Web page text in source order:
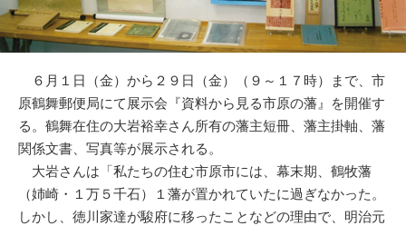
６月１日（金）から２９日（金）（９～１７時）まで、市
原鶴舞郵便局にて展示会『資料から見る市原の藩』を開催す
る。鶴舞在住の大岩裕幸さん所有の藩主短冊、藩主掛軸、藩
関係文書、写真等が展示される。
大岩さんは「私たちの住む市原市には、幕末期、鶴牧藩
（姉崎・１万５千石）１藩が置かれていたに過ぎなかった。
しかし、徳川家達が駿府に移ったことなどの理由で、明治元